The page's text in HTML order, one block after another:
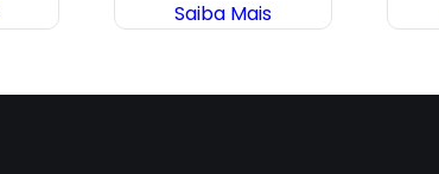
Saiba Mais